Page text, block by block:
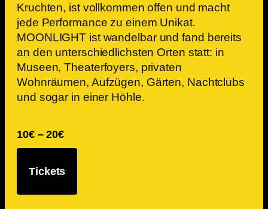
Kruchten, ist vollkommen offen und macht
jede Performance zu einem Unikat.
MOONLIGHT ist wandelbar und fand bereits
an den unterschiedlichsten Orten statt: in
Museen, Theaterfoyers, privaten
Wohnräumen, Aufzügen, Gärten, Nachtclubs
und sogar in einer Höhle.
10€ – 20€
Tickets